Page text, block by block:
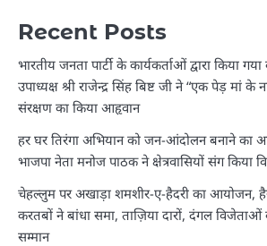
Recent Posts
भारतीय जनता पार्टी के कार्यकर्ताओं द्वारा किया गया
उपाध्यक्ष श्री राजेन्द्र सिंह बिष्ट जी ने “एक पेड़ मां के
संरक्षण का किया आहृवान
हर घर तिरंगा अभियान को जन-आंदोलन बनाने का
भाजपा नेता मनोज पाठक ने क्षेत्रवासियों संग किया
चेहल्लुम पर अखाड़ा शमशीर-ए-हैदरी का आयोजन,
करतबों ने बांधा समा, ताज़िया दारों, दंगल
सम्मान